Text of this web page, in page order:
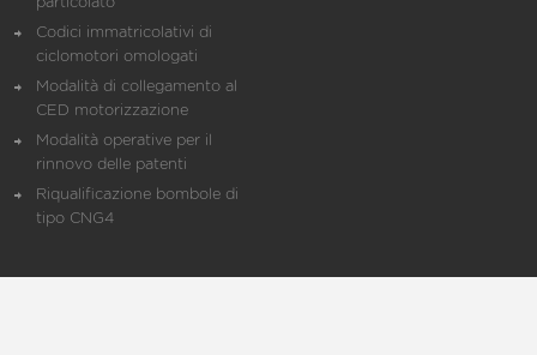
Codici immatricolativi di
ciclomotori omologati
Modalità di collegamento al
CED motorizzazione
Modalità operative per il
rinnovo delle patenti
Riqualificazione bombole di
tipo CNG4